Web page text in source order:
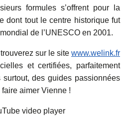
formules s’offrent pour la
dont tout le centre historique fut
de l’UNESCO en 2001.
sur le site www.welink.fr
et certifiées, parfaitement
des guides passionnées
aimer Vienne !